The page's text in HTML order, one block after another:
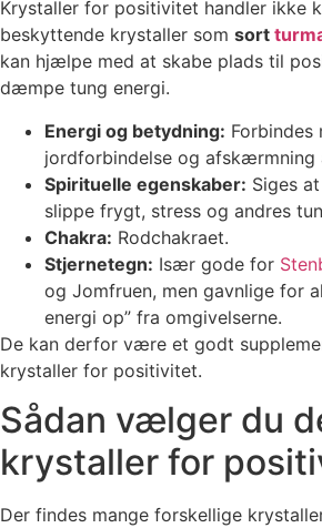
Krystaller for positivitet handler ikke
beskyttende krystaller som sort
kan hjælpe med at skabe plads til
dæmpe tung energi.
Energi og betydning: Forbindes
jordforbindelse og afskærmning
Spirituelle egenskaber: Siges
slippe frygt, stress og andres
Chakra: Rodchakraet.
Stjernetegn: Især gode for
og Jomfruen, men gavnlige for
energi op” fra omgivelserne.
De kan derfor være et godt
krystaller for positivitet.
Sådan vælger du
krystaller for
Der findes mange forskellige